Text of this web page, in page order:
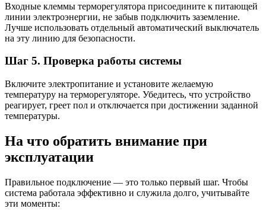
Входные клеммы терморегулятора присоедините к питающей
линии электроэнергии, не забыв подключить заземление.
Лучше использовать отдельный автоматический выключатель
на эту линию для безопасности.
Шаг 5. Проверка работы системы
Включите электропитание и установите желаемую
температуру на терморегуляторе. Убедитесь, что устройство
реагирует, греет пол и отключается при достижении заданной
температуры.
На что обратить внимание при
эксплуатации
Правильное подключение — это только первый шаг. Чтобы
система работала эффективно и служила долго, учитывайте
эти моменты: